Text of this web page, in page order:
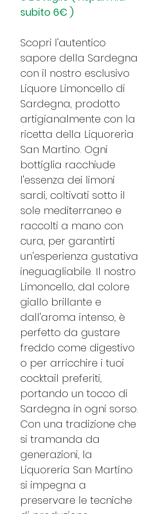
subito 6€ )
Scopri l'autentico
sapore della Sardegna
con il nostro esclusivo
Liquore Limoncello di
Sardegna, prodotto
artigianalmente con la
ricetta della Liquoreria
San Martino. Ogni
bottiglia racchiude
l'essenza dei limoni
sardi, coltivati sotto il
sole mediterraneo e
raccolti a mano con
cura, per garantirti
un'esperienza gustativa
ineguagliabile. Il nostro
Limoncello, dal colore
giallo brillante e
dall'aroma intenso, è
perfetto da gustare
freddo come digestivo
o per arricchire i tuoi
cocktail preferiti,
portando un tocco di
Sardegna in ogni sorso.
Con una tradizione che
si tramanda da
generazioni, la
Liquoreria San Martino
si impegna a
preservare le tecniche